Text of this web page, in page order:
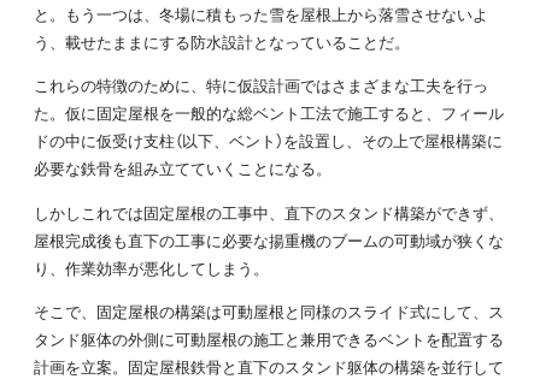
と。もう一つは、冬場に積もった雪を屋根上から落雪させないよ
う、載せたままにする防水設計となっていることだ。
これらの特徴のために、特に仮設計画ではさまざまな工夫を行っ
た。仮に固定屋根を一般的な総ベント工法で施工すると、フィール
ドの中に仮受け支柱（以下、ベント）を設置し、その上で屋根構築に
必要な鉄骨を組み立てていくことになる。
しかしこれでは固定屋根の工事中、直下のスタンド構築ができず、
屋根完成後も直下の工事に必要な揚重機のブームの可動域が狭くな
り、作業効率が悪化してしまう。
そこで、固定屋根の構築は可動屋根と同様のスライド式にして、ス
タンド躯体の外側に可動屋根の施工と兼用できるベントを配置する
計画を立案。固定屋根鉄骨と直下のスタンド躯体の構築を並行して